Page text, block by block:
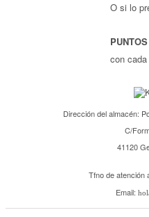
O si lo
con
Dirección del almacén:
C/
41120
Tfno de atención
Email: